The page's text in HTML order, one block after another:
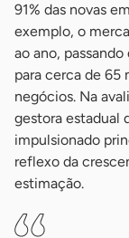
91% das novas
exemplo, o
ao ano,
para cerca de 65
negócios. Na
gestora estadual
impulsionado
reflexo da
estimação.